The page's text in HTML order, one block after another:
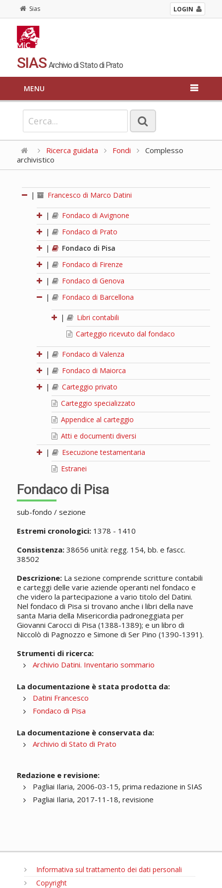
Sias LOGIN
SIAS Archivio di Stato di Prato
MENU
Ricerca guidata Fondi
Complesso
archivistico
| Francesco di Marco Datini
|
Fondaco di Avignone
|
Fondaco di Prato
|
Fondaco di Pisa
|
Fondaco di Firenze
|
Fondaco di Genova
|
Fondaco di Barcellona
|
Libri contabili
Carteggio ricevuto dal fondaco
|
Fondaco di Valenza
|
Fondaco di Maiorca
|
Carteggio privato
Carteggio specializzato
Appendice al carteggio
Atti e documenti diversi
|
Esecuzione testamentaria
Estranei
Fondaco di Pisa
sub-fondo / sezione
Estremi cronologici:1378 - 1410
Consistenza:38656 unità: regg. 154, bb. e fascc.
38502
Descrizione:La sezione comprende scritture contabili
e carteggi delle varie aziende operanti nel fondaco e
che videro la partecipazione a vario titolo del Datini.
Nel fondaco di Pisa si trovano anche i libri della nave
santa Maria della Misericordia padroneggiata per
Giovanni Carocci di Pisa (1388-1389); e un libro di
Niccolò di Pagnozzo e Simone di Ser Pino (1390-1391).
Strumenti di ricerca:
Archivio Datini. Inventario sommario
La documentazione è stata prodotta da:
Datini Francesco
Fondaco di Pisa
La documentazione è conservata da:
Archivio di Stato di Prato
Redazione e revisione:
Pagliai Ilaria, 2006-03-15, prima redazione in SIAS
Pagliai Ilaria, 2017-11-18, revisione
Informativa sul trattamento dei dati personali
Copyright